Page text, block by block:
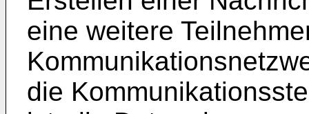
eine weitere
die